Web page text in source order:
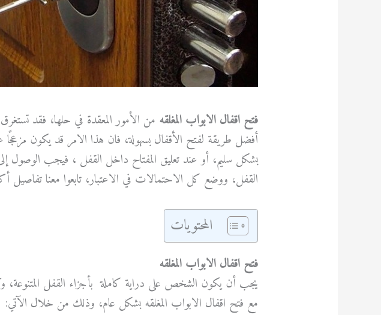
فتح اقفال الابواب المغلقه من الأمور المعقدة في حلها، فقد
أفضل طريقة لفتح الأقفال بسهولة، فان هذا الامر قد يكون
بشكل سليم، أو عند تعليق المفتاح داخل القفل ، فيجب
القفل، ووضع كل الاحتمالات في الاعتبار، تابعوا معنا تفاصيل
المحتويات
فتح اقفال الابواب المغلقه
يجب أن يكون الشخص على دراية كاملة بأجزاء القفل المتنوعة،
مع فتح اقفال الابواب المغلقه بشكل عام، وذلك من خلال الآتي: